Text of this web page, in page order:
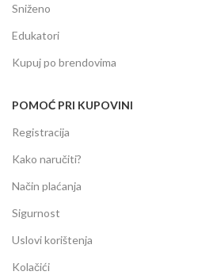
Sniženo
Edukatori
Kupuj po brendovima
POMOĆ PRI KUPOVINI
Registracija
Kako naručiti?
Način plaćanja
Sigurnost
Uslovi korištenja
Kolačići